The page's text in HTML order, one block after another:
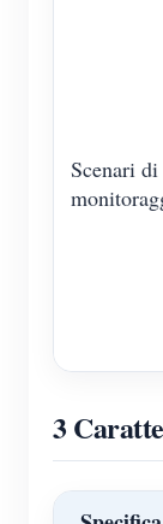
Scenari di
3